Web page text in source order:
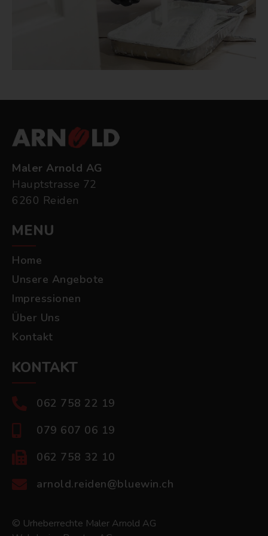
Maler Arnold AG
Hauptstrasse 72
6260 Reiden
MENU
Home
Unsere Angebote
Impressionen
Über Uns
Kontakt
KONTAKT
062 758 22 19
079 607 06 19
062 758 32 10
arnold.reiden@bluewin.ch
© Urheberrechte Maler Arnold AG